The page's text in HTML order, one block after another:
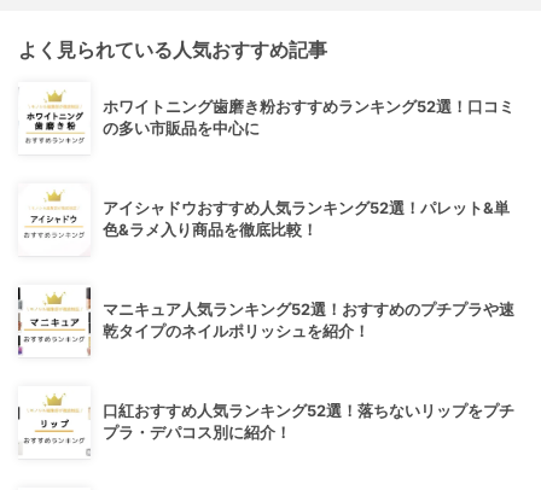
よく見られている人気おすすめ記事
ホワイトニング歯磨き粉おすすめランキング52選！口コミ
の多い市販品を中心に
アイシャドウおすすめ人気ランキング52選！パレット&単
色&ラメ入り商品を徹底比較！
マニキュア人気ランキング52選！おすすめのプチプラや速
乾タイプのネイルポリッシュを紹介！
口紅おすすめ人気ランキング52選！落ちないリップをプチ
プラ・デパコス別に紹介！